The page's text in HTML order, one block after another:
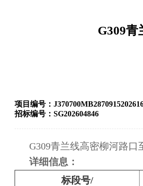
G309
项目编号：
招标编号： SG202604846
G309青兰线高密柳河路
详细信息：
标段号/